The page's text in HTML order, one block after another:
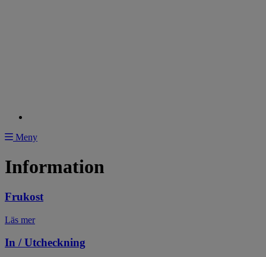
Meny
Information
Frukost
Läs mer
In / Utcheckning